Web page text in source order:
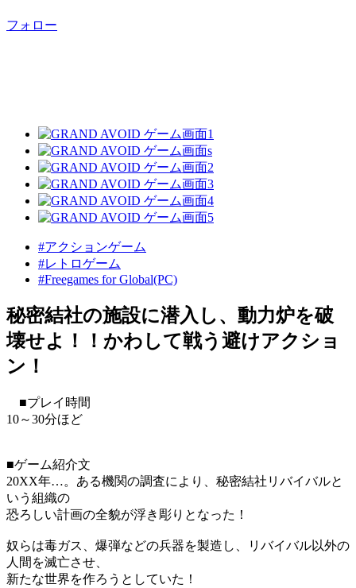
フォロー
#アクションゲーム
#レトロゲーム
#Freegames for Global(PC)
秘密結社の施設に潜入し、動力炉を破
壊せよ！！かわして戦う避けアクショ
ン！
■プレイ時間
10～30分ほど
■ゲーム紹介文
20XX年…。ある機関の調査により、秘密結社リバイバルと
いう組織の
恐ろしい計画の全貌が浮き彫りとなった！
奴らは毒ガス、爆弾などの兵器を製造し、リバイバル以外の
人間を滅亡させ、
新たな世界を作ろうとしていた！